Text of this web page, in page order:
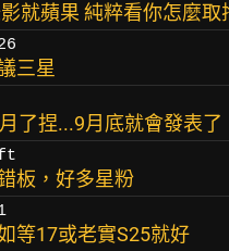
就蘋果 純粹看你怎麼取
三星
了捏...9月底就會發表了
板，好多星粉
等17或老實S25就好